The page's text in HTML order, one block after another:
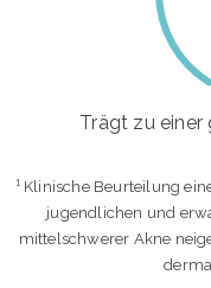
Trägt zu einer
¹ Klinische Beurteilung
jugendlichen und
mittelschwerer Akne